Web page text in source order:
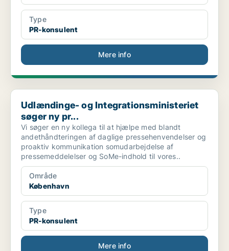
Type
PR-konsulent
Mere info
Udlændinge- og Integrationsministeriet søger ny pr...
Udlændinge- og Integrationsministeriet
søger ny pr...
Vi søger en ny kollega til at hjælpe med blandt
andethåndteringen af daglige pressehenvendelser og
proaktiv kommunikation somudarbejdelse af
pressemeddelelser og SoMe-indhold til vores..
Område
København
Type
PR-konsulent
Mere info